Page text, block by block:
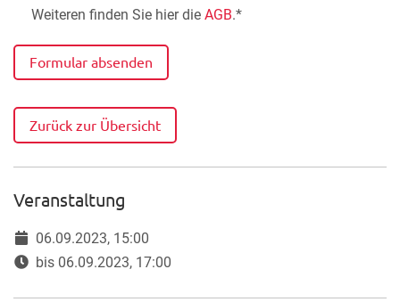
Weiteren finden Sie hier die AGB.*
Formular absenden
Zurück zur Übersicht
Veranstaltung
06.09.2023, 15:00
bis 06.09.2023, 17:00